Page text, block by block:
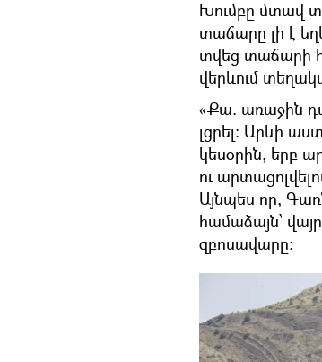
Խումբը մտավ
տաճարը լի է
տվեց տաճարի
վերևում
«Քա. առաջին
լցրել: Արևի
կեսօրին, երբ
ու
Այնպես որ,
համաձայն՝
զբոսավարը: